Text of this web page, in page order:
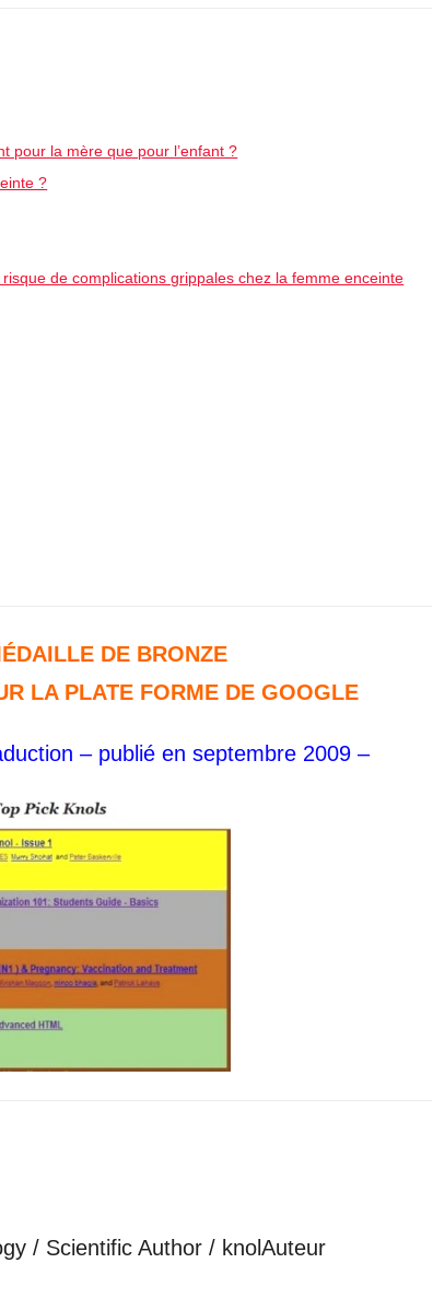
pour la mère que pour l’enfant ?
?
de complications grippales chez la femme enceinte
DE BRONZE
LA PLATE FORME DE GOOGLE
– publié en septembre 2009 –
/ Scientific Author / knolAuteur